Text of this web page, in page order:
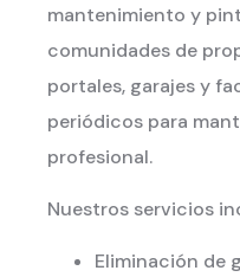
mantenimiento y
comunidades de
portales, garajes y
periódicos para
profesional.
Nuestros servicios
Eliminación de